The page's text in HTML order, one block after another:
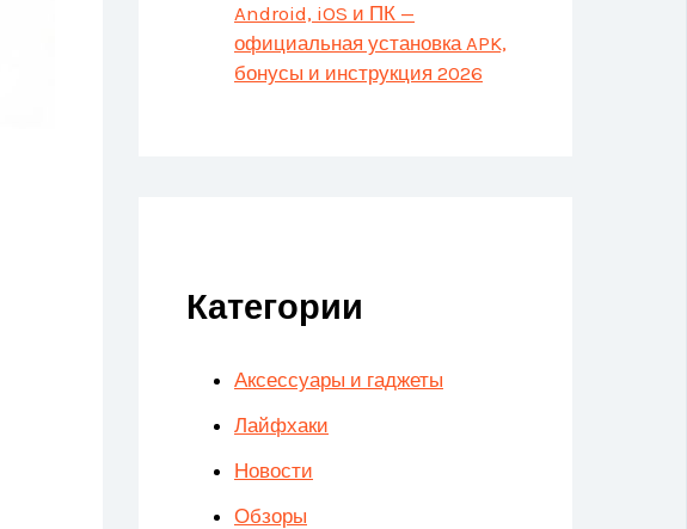
Android, iOS и ПК —
официальная установка APK,
бонусы и инструкция 2026
Категории
Аксессуары и гаджеты
Лайфхаки
Новости
Обзоры